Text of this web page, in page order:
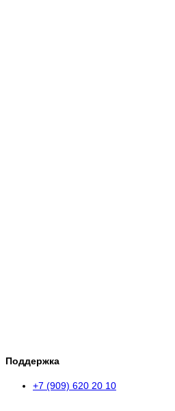
Поддержка
+7 (909) 620 20 10